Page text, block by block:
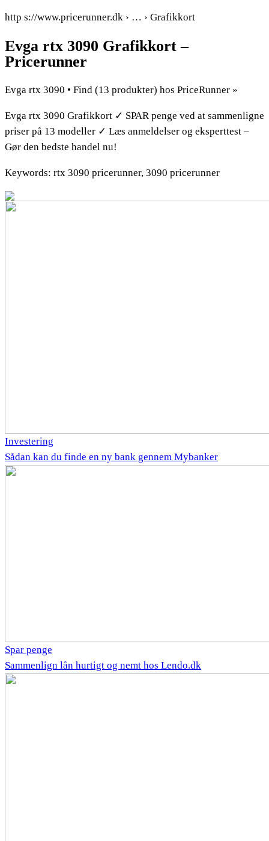
http s://www.pricerunner.dk › … › Grafikkort
Evga rtx 3090 Grafikkort –
Pricerunner
Evga rtx 3090 • Find (13 produkter) hos PriceRunner »
Evga rtx 3090 Grafikkort ✓ SPAR penge ved at sammenligne
priser på 13 modeller ✓ Læs anmeldelser og eksperttest –
Gør den bedste handel nu!
Keywords: rtx 3090 pricerunner, 3090 pricerunner
Investering
Sådan kan du finde en ny bank gennem Mybanker
Spar penge
Sammenlign lån hurtigt og nemt hos Lendo.dk